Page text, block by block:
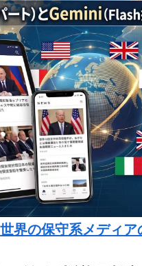
世界の保守系メディ